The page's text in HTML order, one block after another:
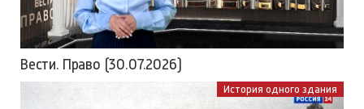
Вести. Право (30.07.2026)
История одного здания